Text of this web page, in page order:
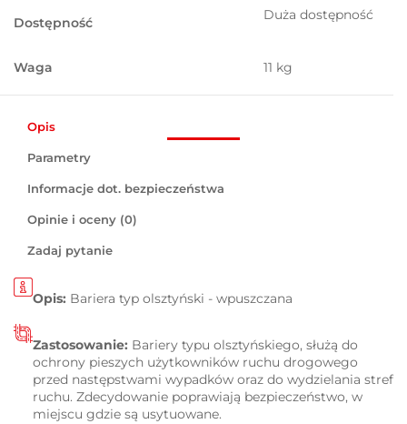
Dostępność Duża dostępność
Waga 11 kg
Opis
Parametry
Informacje dot. bezpieczeństwa
Opinie i oceny (0)
Zadaj pytanie
Opis: Bariera typ olsztyński - wpuszczana
Zastosowanie: Bariery typu olsztyńskiego, służą do
ochrony pieszych użytkowników ruchu drogowego
przed następstwami wypadków oraz do wydzielania stref
ruchu. Zdecydowanie poprawiają bezpieczeństwo, w
miejscu gdzie są usytuowane.